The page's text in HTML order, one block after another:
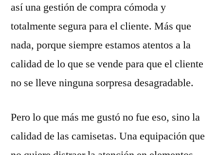
así una gestión de compra cómoda y
totalmente segura para el cliente. Más que
nada, porque siempre estamos atentos a la
calidad de lo que se vende para que el cliente
no se lleve ninguna sorpresa desagradable.
Pero lo que más me gustó no fue eso, sino la
calidad de las camisetas. Una equipación que